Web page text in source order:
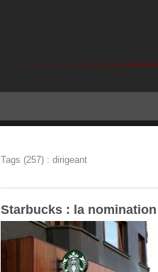
Tags (257) : dirigeant
Starbucks : la